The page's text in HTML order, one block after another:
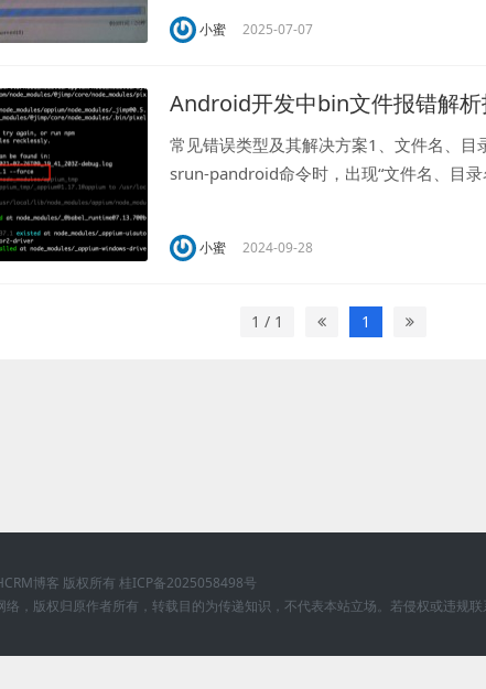
小蜜 2025-07-07
Android开发中bin文件报错解
常见错误类型及其解决方案1、文件名、
srun-pandroid命令时，出现“文件名、目
小蜜 2024-09-28
1 / 1 1
博客 版权所有 桂ICP备2025058498号
，版权归原作者所有，转载目的为传递知识，不代表本站立场。若侵权或违规